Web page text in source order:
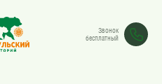
Звонок
бесплатный